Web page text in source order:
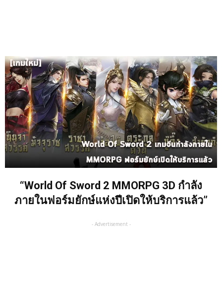
“World Of Sword 2 MMORPG 3D กำลัง
ภายในฟอร์มยักษ์แห่งปีเปิดให้บริการแล้ว”
- Advertisement -